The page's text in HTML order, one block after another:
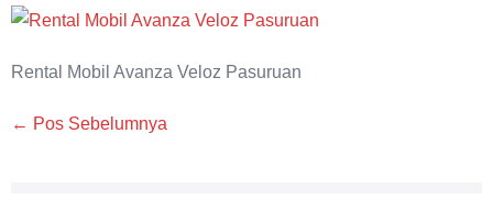
Rental Mobil Avanza Veloz Pasuruan
Navigasi
← Pos Sebelumnya